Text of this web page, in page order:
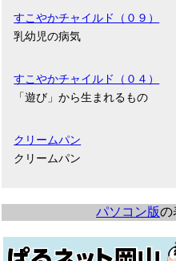
すこやかチャイルド（０９）
乳幼児の病気
すこやかチャイルド（０４）
「遊び」から生まれるもの
クリームパン
クリームパン
パソコン版の